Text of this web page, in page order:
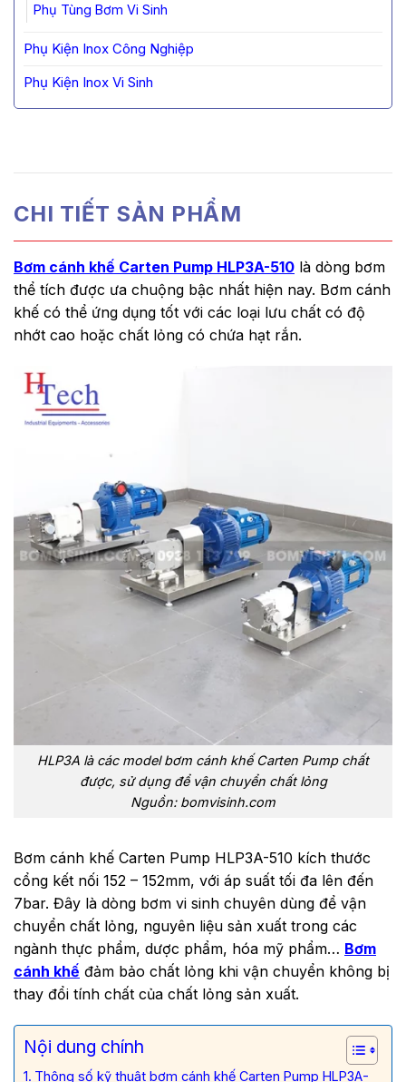
Phụ Tùng Bơm Vi Sinh
Phụ Kiện Inox Công Nghiệp
Phụ Kiện Inox Vi Sinh
CHI TIẾT SẢN PHẨM
Bơm cánh khế Carten Pump HLP3A-510 là dòng bơm
thể tích được ưa chuộng bậc nhất hiện nay. Bơm cánh
khế có thể ứng dụng tốt với các loại lưu chất có độ
nhớt cao hoặc chất lỏng có chứa hạt rắn.
HLP3A là các model bơm cánh khế Carten Pump chất
được, sử dụng để vận chuyển chất lỏng
Nguồn: bomvisinh.com
Bơm cánh khế Carten Pump HLP3A-510 kích thước
cổng kết nối 152 – 152mm, với áp suất tối đa lên đến
7bar. Đây là dòng bơm vi sinh chuyên dùng để vận
chuyển chất lỏng, nguyên liệu sản xuất trong các
ngành thực phẩm, dược phẩm, hóa mỹ phẩm… Bơm
cánh khế đảm bảo chất lỏng khi vận chuyển không bị
thay đổi tính chất của chất lỏng sản xuất.
Nội dung chính
Thông số kỹ thuật bơm cánh khế Carten Pump HLP3A-